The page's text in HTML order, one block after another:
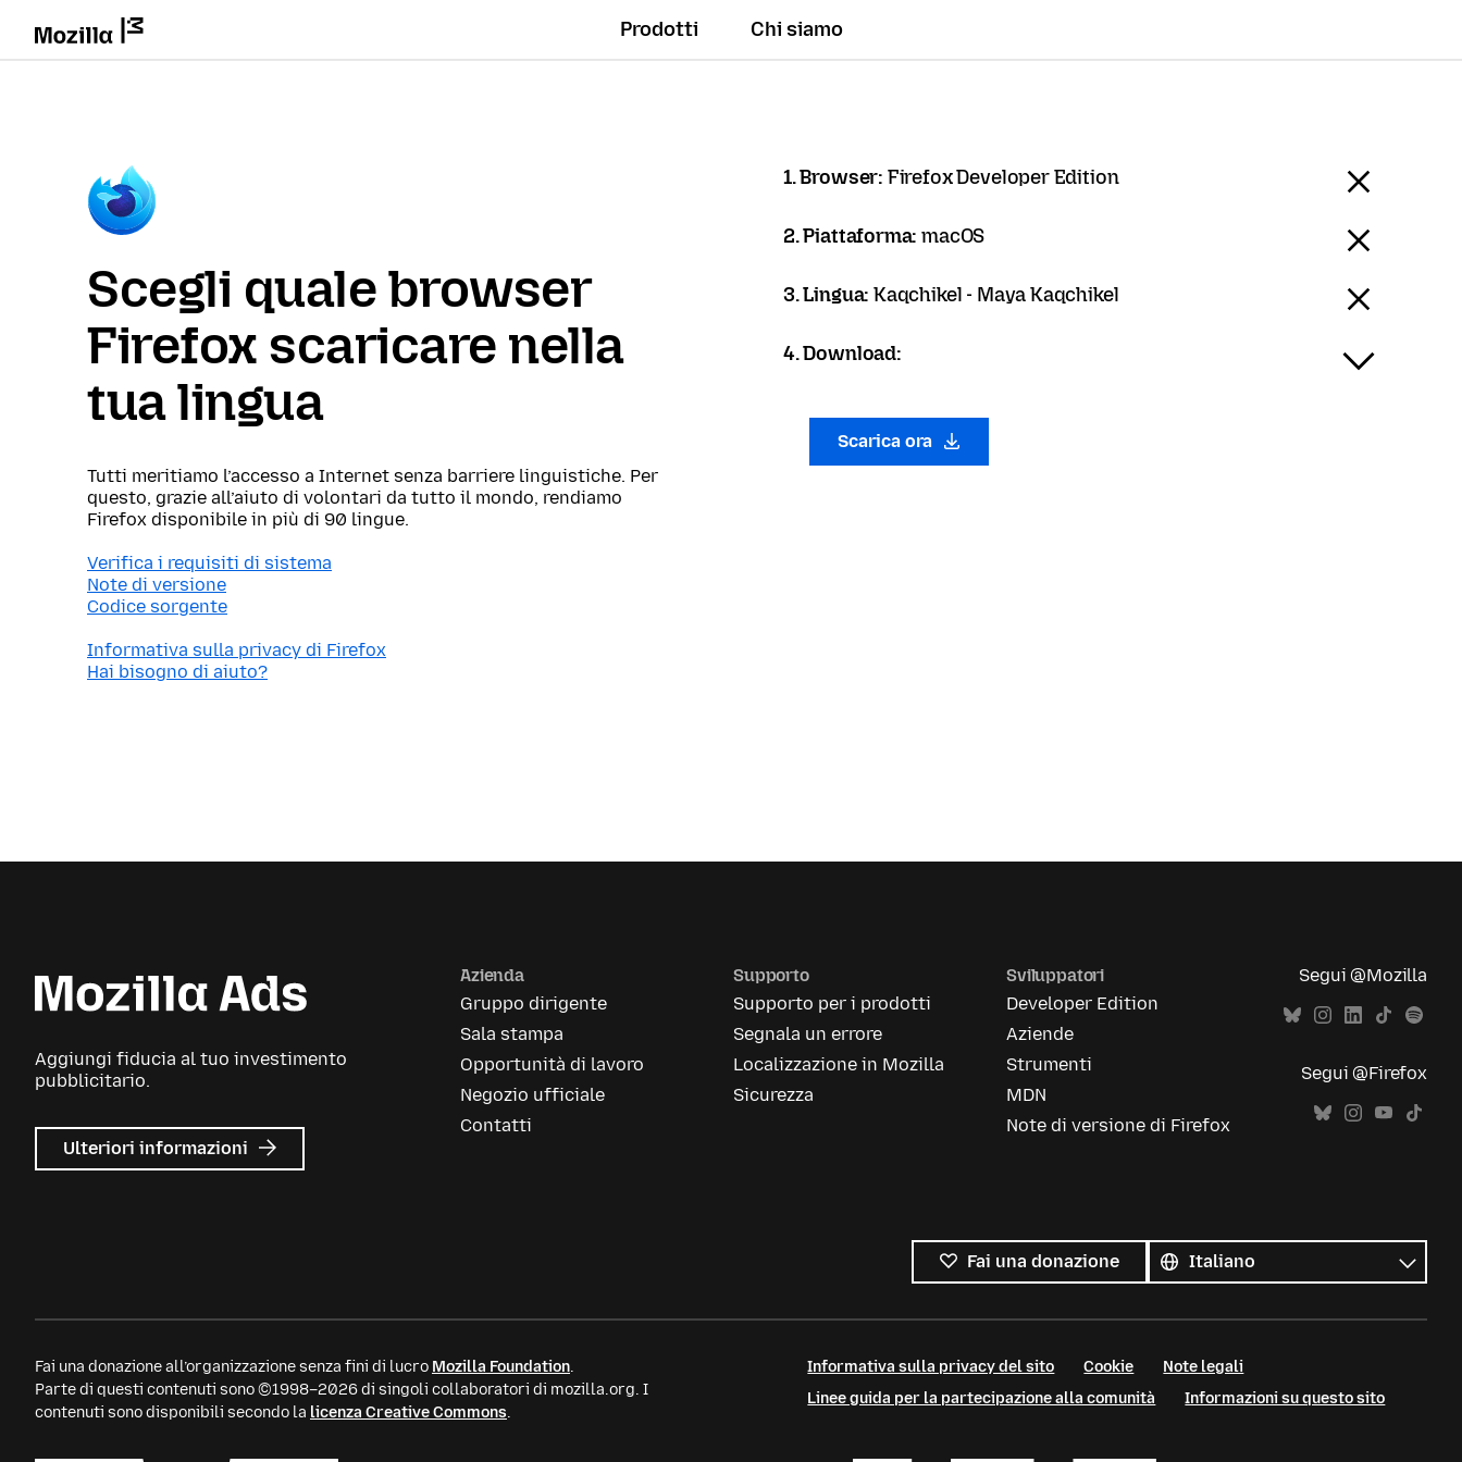
Prodotti Chi siamo
Scegli quale browser
Firefox scaricare nella
tua lingua
Tutti meritiamo l’accesso a Internet senza barriere linguistiche. Per
questo, grazie all’aiuto di volontari da tutto il mondo, rendiamo
Firefox disponibile in più di 90 lingue.
Verifica i requisiti di sistema
Note di versione
Codice sorgente
Informativa sulla privacy di Firefox
Hai bisogno di aiuto?
1. Browser: Firefox Developer Edition
2. Piattaforma:macOS
3. Lingua:Kaqchikel - Maya Kaqchikel
4. Download:
Scarica ora
Aggiungi fiducia al tuo investimento
pubblicitario.
Ulteriori informazioni su
Mozilla
Azienda
Gruppo dirigente
Sala stampa
Opportunità di lavoro
Negozio ufficiale
Contatti
Supporto
Supporto per i prodotti
Segnala un errore
Localizzazione in Mozilla
Sicurezza
Sviluppatori
Developer Edition
Aziende
Strumenti
MDN
Note di versione di Firefox
Segui @Mozilla
Segui @Firefox
Fai una donazione
le
lingue
Lingua
Fai una donazione all’organizzazione senza fini di lucro Mozilla Foundation.
Parte di questi contenuti sono ©1998–2026 di singoli collaboratori di mozilla.org. I
contenuti sono disponibili secondo la licenza Creative Commons.
Informativa sulla privacy del sito Cookie
Note legali
Linee guida per la partecipazione alla comunità
Informazioni su questo sito